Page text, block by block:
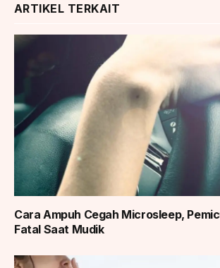
ARTIKEL TERKAIT
Cara Ampuh Cegah Microsleep,
Fatal Saat Mudik